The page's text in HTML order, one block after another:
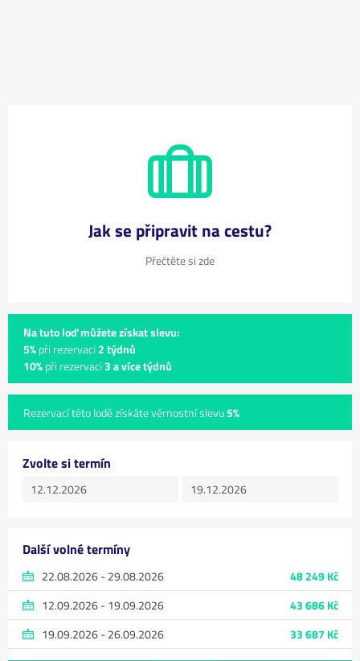
Jak se připravit na cestu?
Přečtěte si zde
Na tuto loď můžete získat slevu:
5%při rezervaci 2 týdnů
10%při rezervaci3 a více týdnů
Rezervací této lodě získáte věrnostní slevu5%
Zvolte si termín
Další volné termíny
22.08.2026 - 29.08.2026
48 249 Kč
12.09.2026 - 19.09.2026
43 686 Kč
19.09.2026 - 26.09.2026
33 687 Kč